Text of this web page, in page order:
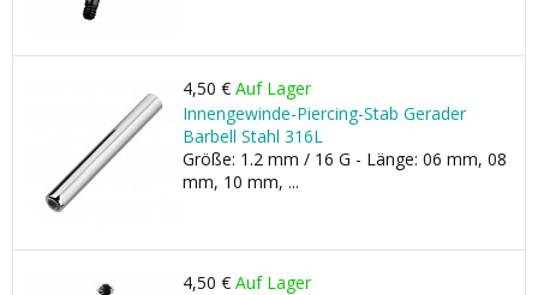
4,50 € Auf Lager
Innengewinde-Piercing-Stab Gerader
Barbell Stahl 316L
Größe: 1.2 mm / 16 G - Länge: 06 mm, 08
mm, 10 mm, ...
4,50 € Auf Lager